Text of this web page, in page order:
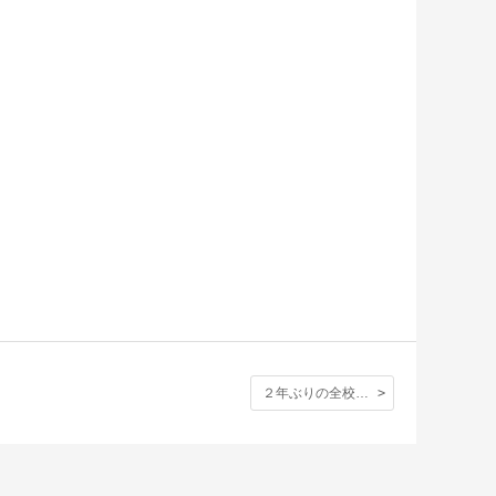
２年ぶりの全校写真撮影